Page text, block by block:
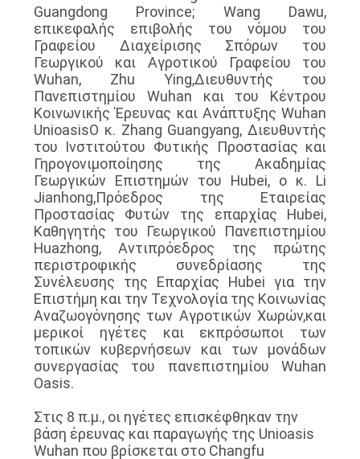
Guangdong Province; Wang Dawu,
επικεφαλής επιβολής του νόμου του
Γραφείου Διαχείρισης Σπόρων του
Γεωργικού και Αγροτικού Γραφείου του
Wuhan, Zhu Ying,Διευθυντής του
Πανεπιστημίου Wuhan και του Κέντρου
Κοινωνικής Έρευνας και Ανάπτυξης Wuhan
UnioasisΟ κ. Zhang Guangyang, Διευθυντής
του Ινστιτούτου Φυτικής Προστασίας και
Γηρογονιμοποίησης της Ακαδημίας
Γεωργικών Επιστημών του Hubei, ο κ. Li
Jianhong,Πρόεδρος της Εταιρείας
Προστασίας Φυτών της επαρχίας Hubei,
Καθηγητής του Γεωργικού Πανεπιστημίου
Huazhong, Αντιπρόεδρος της πρώτης
περιστροφικής συνεδρίασης της
Συνέλευσης της Επαρχίας Hubei για την
Επιστήμη και την Τεχνολογία της Κοινωνίας
Αναζωογόνησης των Αγροτικών Χωρών,και
μερικοί ηγέτες και εκπρόσωποι των
τοπικών κυβερνήσεων και των μονάδων
συνεργασίας του πανεπιστημίου Wuhan
Oasis.
Στις 8 π.μ., οι ηγέτες επισκέφθηκαν την
βάση έρευνας και παραγωγής της Unioasis
Wuhan που βρίσκεται στο Changfu